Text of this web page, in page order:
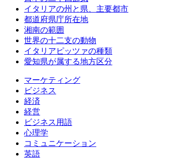
イタリアの州と県、主要都市
都道府県庁所在地
湘南の範囲
世界の十二支の動物
イタリアピッツァの種類
愛知県が属する地方区分
マーケティング
ビジネス
経済
経営
ビジネス用語
心理学
コミュニケーション
英語